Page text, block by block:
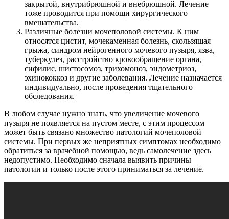
закрытой, внутрибрюшной и внебрюшной. Лечение
тоже проводится при помощи хирургического
вмешательства.
Различные болезни мочеполовой системы. К ним
относятся цистит, мочекаменная болезнь, скользящая
грыжа, синдром нейрогенного мочевого пузыря, язва,
туберкулез, расстройство кровообращение органа,
сифилис, шистосомоз, трихомоноз, эндометриоз,
эхинококкоз и другие заболевания. Лечение назначается
индивидуально, после проведения тщательного
обследования.
В любом случае нужно знать, что увеличение мочевого
пузыря не появляется на пустом месте, с этим процессом
может быть связано множество патологий мочеполовой
системы. При первых же неприятных симптомах необходимо
обратиться за врачебной помощью, ведь самолечение здесь
недопустимо. Необходимо сначала выявить причины
патологии и только после этого приниматься за лечение.